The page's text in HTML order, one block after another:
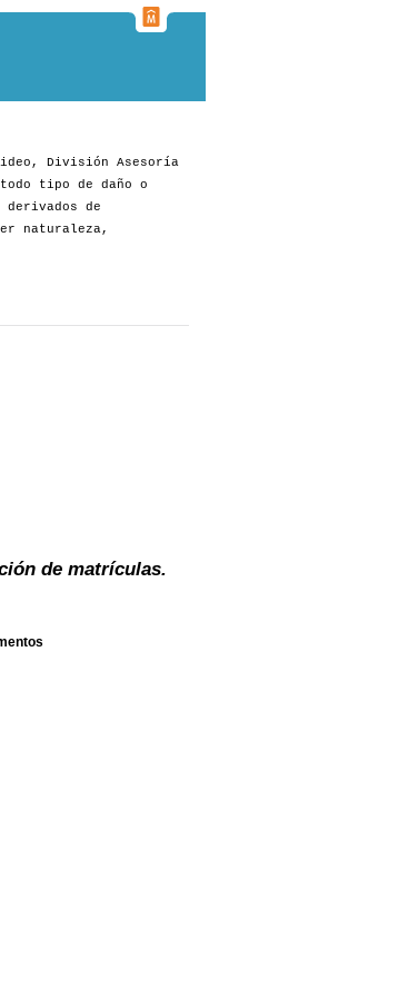
División Asesoría
tipo de daño o
de
naturaleza,
de matrículas.